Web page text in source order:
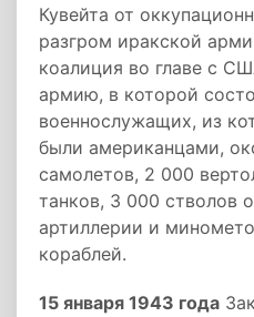
Кувейта от
разгром иракской
коалиция во главе с
армию, в которой
военнослужащих, из
были американцами,
самолетов, 2 000
танков, 3 000 стволов
артиллерии и
кораблей.
15 января 1943 года